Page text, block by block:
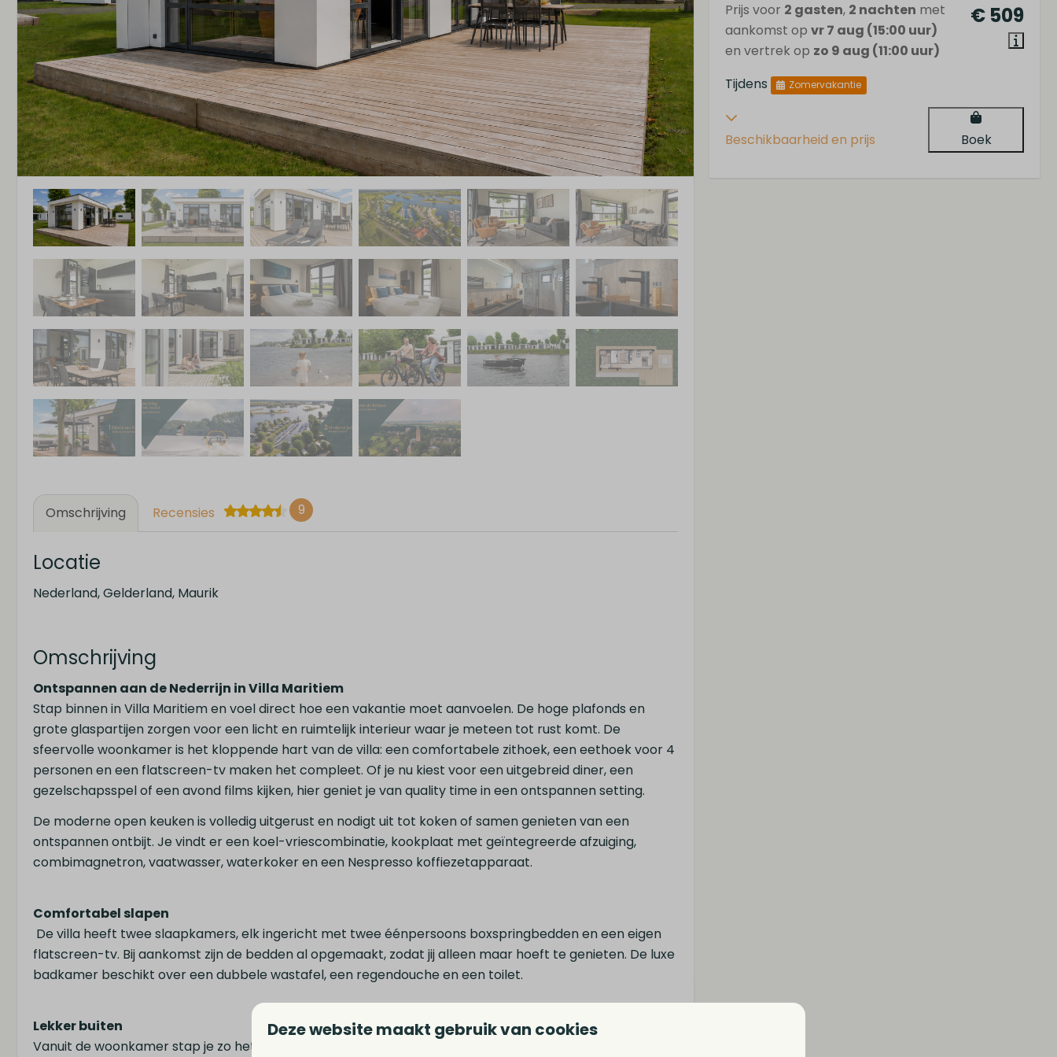
Omschrijving Recensies 9
Locatie
Nederland, Gelderland, Maurik
Omschrijving
Ontspannen aan de Nederrijn in Villa Maritiem
Stap binnen in Villa Maritiem en voel direct hoe een vakantie moet aanvoelen. De hoge plafonds en
grote glaspartijen zorgen voor een licht en ruimtelijk interieur waar je meteen tot rust komt. De
sfeervolle woonkamer is het kloppende hart van de villa: een comfortabele zithoek, een eethoek voor 4
personen en een flatscreen-tv maken het compleet. Of je nu kiest voor een uitgebreid diner, een
gezelschapsspel of een avond films kijken, hier geniet je van quality time in een ontspannen setting.
De moderne open keuken is volledig uitgerust en nodigt uit tot koken of samen genieten van een
ontspannen ontbijt. Je vindt er een koel-vriescombinatie, kookplaat met geïntegreerde afzuiging,
combimagnetron, vaatwasser, waterkoker en een Nespresso koffiezetapparaat.
Comfortabel slapen
De villa heeft twee slaapkamers, elk ingericht met twee éénpersoons boxspringbedden en een eigen
flatscreen-tv. Bij aankomst zijn de bedden al opgemaakt, zodat jij alleen maar hoeft te genieten. De luxe
badkamer beschikt over een dubbele wastafel, een regendouche en een toilet.
Lekker buiten
Vanuit de woonkamer stap je zo het hardhouten terras op, grenzend aan een groen gazon. Met een
€ 509
Prijs voor 2 gasten, 2 nachten met
aankomst op vr 7 aug (15:00 uur)
en vertrek op zo 9 aug (11:00 uur)
Tijdens
Zomervakantie
Beschikbaarheid en prijs Boek
Deze website maakt gebruik van cookies